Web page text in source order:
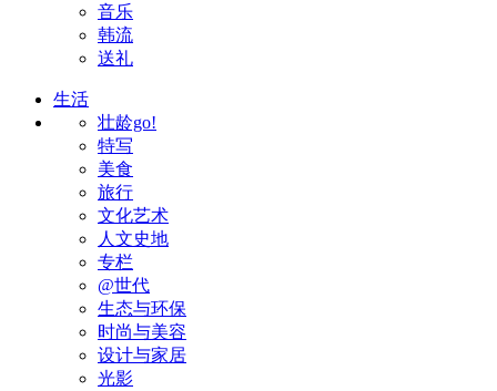
音乐
韩流
送礼
生活
壮龄go!
特写
美食
旅行
文化艺术
人文史地
专栏
@世代
生态与环保
时尚与美容
设计与家居
光影